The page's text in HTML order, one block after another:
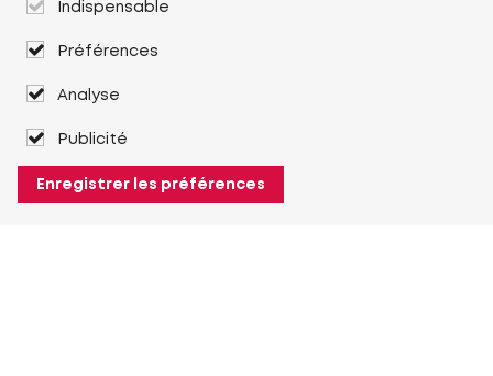
Indispensable
Préférences
Analyse
Publicité
Enregistrer les préférences